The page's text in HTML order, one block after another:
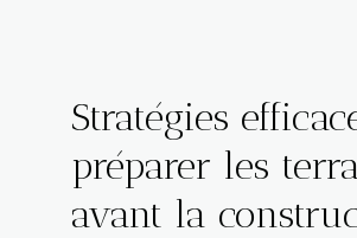
Stratégies
préparer les
avant la